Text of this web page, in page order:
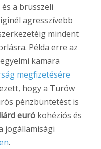
a brüsszeli
agresszívebb
mindent
Példa erre az
kamara
megfizetésére
hogy a Turów
pénzbüntetést is
eurókohéziós és
jogállamisági
.